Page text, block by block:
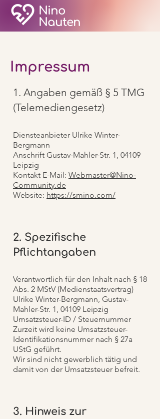
Nino
Nauten
Impressum
1. Angaben gemäß § 5 TMG
(Telemediengesetz)
Diensteanbieter Ulrike Winter-
Bergmann
Anschrift Gustav-Mahler-Str. 1, 04109
Leipzig
Kontakt E-Mail: Webmaster@Nino-
Community.de
Website: https://smino.com/
2. Spezifische
Pflichtangaben
Verantwortlich für den Inhalt nach § 18
Abs. 2 MStV (Medienstaatsvertrag)
Ulrike Winter-Bergmann, Gustav-
Mahler-Str. 1, 04109 Leipzig
Umsatzsteuer-ID / Steuernummer
Zurzeit wird keine Umsatzsteuer-
Identifikationsnummer nach § 27a
UStG geführt.
Wir sind nicht gewerblich tätig und
damit von der Umsatzsteuer befreit.
3. Hinweis zur